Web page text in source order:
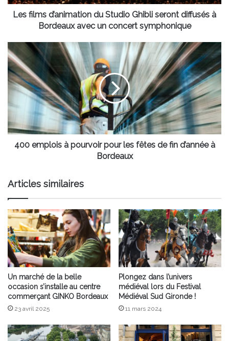
à
Bordeaux
concert
symphonique
Les films d’animation du Studio Ghibli seront diffusés à
Bordeaux avec un concert symphonique
400
emplois
à
pourvoir
pour
de
fin
d’année
400 emplois à pourvoir pour les fêtes de fin d’année à
Bordeaux
Articles similaires
Un marché de la belle
occasion s’installe au centre
commerçant GINKO Bordeaux
23 avril 2025
Plongez dans l’univers
médiéval lors du Festival
Médiéval Sud Gironde !
11 mars 2024